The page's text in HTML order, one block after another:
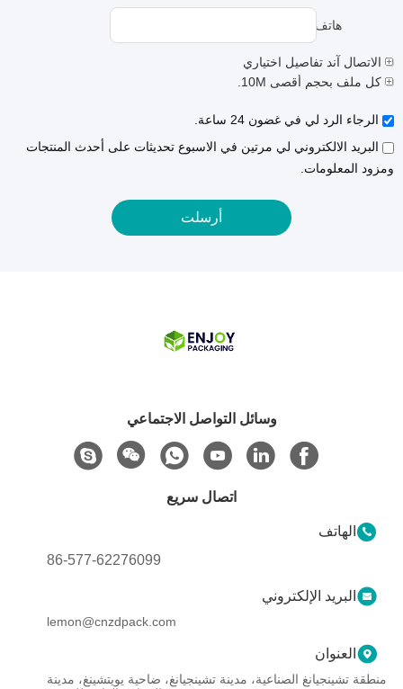
هاتف:
الاتصال آند تفاصيل اختياري
كل ملف بحجم أقصى 10M.
الرجاء الرد لي في غضون 24 ساعة.
البريد الالكتروني لي مرتين في الاسبوع تحديثات على أحدث المنتجات
ومزود المعلومات.
وسائل التواصل الاجتماعي
اتصال سريع
الهاتف
86-577-62276099
البريد الإلكتروني
lemon@cnzdpack.com
العنوان
منطقة تشينجيانغ الصناعية، مدينة تشينجيانغ، ضاحية يويتشينغ، مدينة